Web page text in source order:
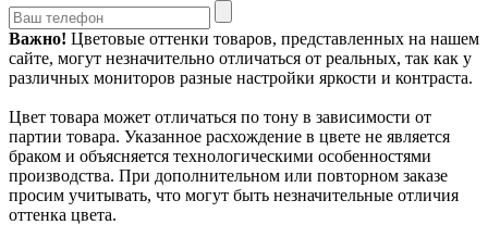
Важно! Цветовые оттенки товаров, представленных на нашем
сайте, могут незначительно отличаться от реальных, так как у
различных мониторов разные настройки яркости и контраста.
Цвет товара может отличаться по тону в зависимости от
партии товара. Указанное расхождение в цвете не является
браком и объясняется технологическими особенностями
производства. При дополнительном или повторном заказе
просим учитывать, что могут быть незначительные отличия
оттенка цвета.